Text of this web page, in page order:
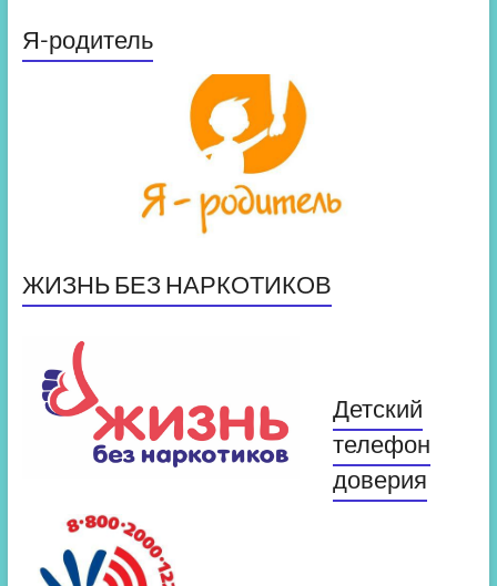
Я-родитель
ЖИЗНЬ БЕЗ НАРКОТИКОВ
Детский
телефон
доверия